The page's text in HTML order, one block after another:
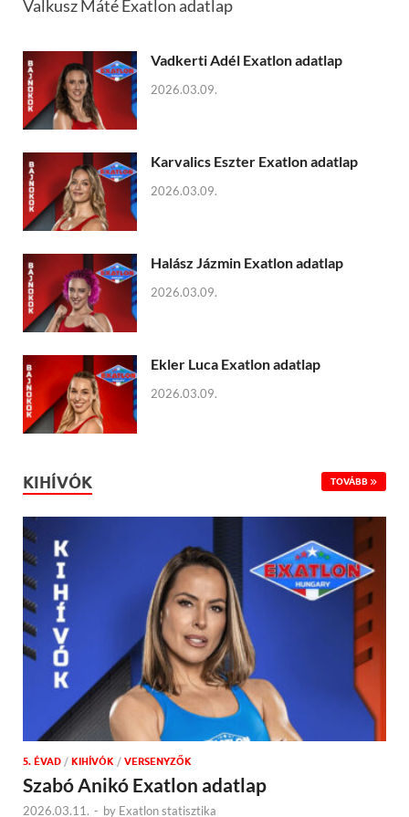
Valkusz Máté Exatlon adatlap
Vadkerti Adél Exatlon adatlap
2026.03.09.
Karvalics Eszter Exatlon adatlap
2026.03.09.
Halász Jázmin Exatlon adatlap
2026.03.09.
Ekler Luca Exatlon adatlap
2026.03.09.
KIHÍVÓK TOVÁBB
5. ÉVAD / KIHÍVÓK / VERSENYZŐK
Szabó Anikó Exatlon adatlap
2026.03.11. - by Exatlon statisztika